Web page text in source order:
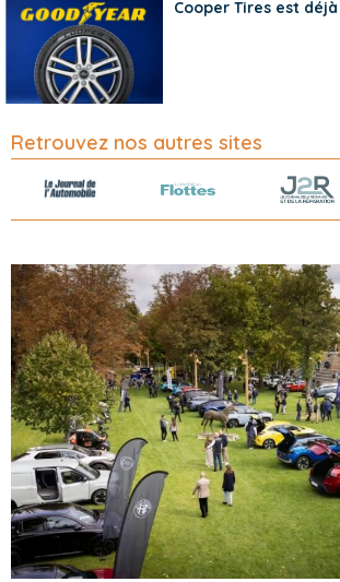
Cooper Tires est
Retrouvez nos autres sites